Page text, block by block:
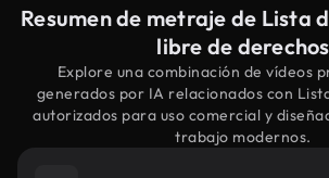
Resumen de metraje de Lista
libre de derechos
Explore una combinación de vídeos
generados por IA relacionados con
autorizados para uso comercial y
trabajo modernos.